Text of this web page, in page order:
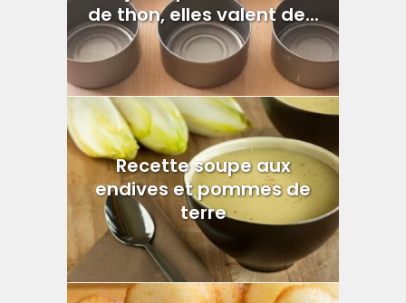
de thon, elles valent de...
Recette soupe aux
endives et pommes de
terre